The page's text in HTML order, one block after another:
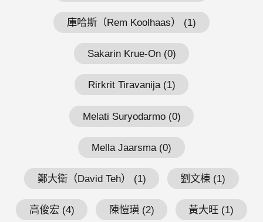
庫哈斯（Rem Koolhaas） (1)
Sakarin Krue-On (0)
Rirkrit Tiravanija (1)
Melati Suryodarmo (0)
Mella Jaarsma (0)
鄭大衛（David Teh） (1) 劉文棟 (1)
高俊宏 (4) 陳愷璜 (2) 黃大旺 (1)